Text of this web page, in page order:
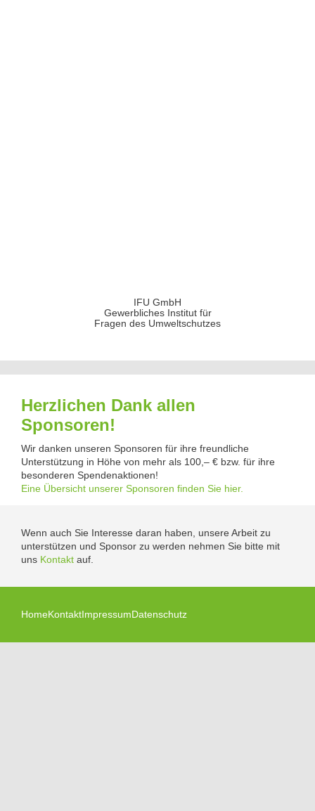
IFU GmbH
Gewerbliches Institut für
Fragen des Umweltschutzes
Herzlichen Dank allen
Sponsoren!
Wir danken unseren Sponsoren für ihre freundliche
Unterstützung in Höhe von mehr als 100,– € bzw. für ihre
besonderen Spendenaktionen!
Eine Übersicht unserer Sponsoren finden Sie hier.
Wenn auch Sie Interesse daran haben, unsere Arbeit zu
unterstützen und Sponsor zu werden nehmen Sie bitte mit
uns Kontakt auf.
HomeKontaktImpressumDatenschutz